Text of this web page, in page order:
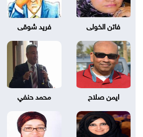
فاتن الخولى فريد شوقى
ايمن صلاح محمد حنفي